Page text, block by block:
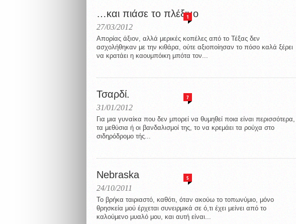
1
…και πιάσε το πλέξιμο
27/03/2012
Απορίας άξιον, αλλά μερικές κοπέλες από το Τέξας δεν
ασχολήθηκαν με την κιθάρα, ούτε αξιοποίησαν το πόσο καλά ξέρει
να κρατάει η καουμπόικη μπότα τον...
7
Τσαρδί.
31/01/2012
Για μια γυναίκα που δεν μπορεί να θυμηθεί ποια είναι περισσότερα,
τα μεθύσια ή οι βανδαλισμοί της, το να κρεμάει τα ρούχα στο
σιδηρόδρομο τής...
5
Nebraska
24/10/2011
Το βρήκα ταιριαστό, καθότι, όταν ακούω το τοπωνύμιο, μόνο
θρησκεία μού έρχεται συνειρμικά σε ό,τι έχει μείνει από το
καλούμενο μυαλό μου, και αυτή είναι...